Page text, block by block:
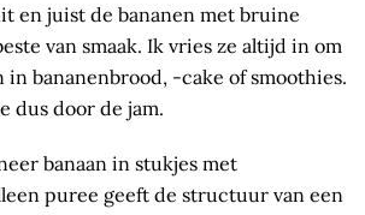
en juist de bananen met bruine
van smaak. Ik vries ze altijd in om
bananenbrood, -cake of smoothies.
dus door de jam.
banaan in stukjes met
puree geeft de structuur van een